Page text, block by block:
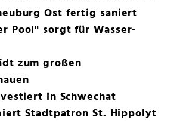
Ost fertig saniert
Pool" sorgt für Wasser-
zum großen
in Schwechat
Stadtpatron St. Hippolyt